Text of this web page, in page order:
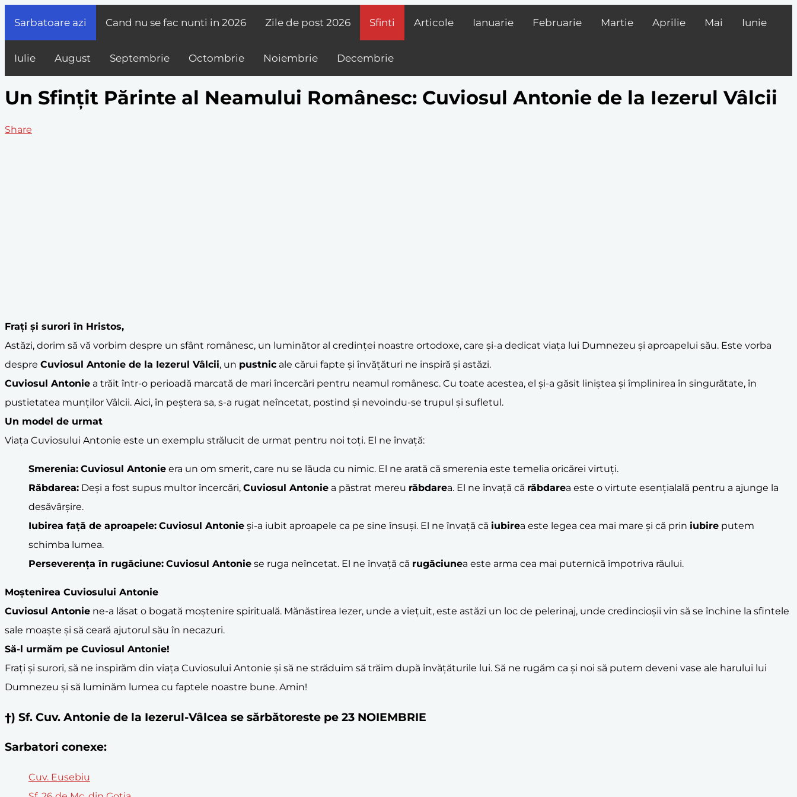
Sarbatoare azi Cand nu se fac nunti in 2026 Zile de post 2026 Sfinti Articole Ianuarie Februarie Martie Aprilie Mai Iunie
Iulie August Septembrie Octombrie Noiembrie Decembrie
Un Sfințit Părinte al Neamului Românesc: Cuviosul Antonie de la Iezerul Vâlcii
Share
Frați și surori în Hristos,
Astăzi, dorim să vă vorbim despre un sfânt românesc, un luminător al credinței noastre ortodoxe, care și-a dedicat viața lui Dumnezeu și aproapelui său. Este vorba
despre Cuviosul Antonie de la Iezerul Vâlcii, un pustnic ale cărui fapte și învățături ne inspiră și astăzi.
Cuviosul Antonie a trăit într-o perioadă marcată de mari încercări pentru neamul românesc. Cu toate acestea, el și-a găsit liniștea și împlinirea în singurătate, în
pustietatea munților Vâlcii. Aici, în peștera sa, s-a rugat neîncetat, postind și nevoindu-se trupul și sufletul.
Un model de urmat
Viața Cuviosului Antonie este un exemplu strălucit de urmat pentru noi toți. El ne învață:
Smerenia: Cuviosul Antonie era un om smerit, care nu se lăuda cu nimic. El ne arată că smerenia este temelia oricărei virtuți.
Răbdarea: Deși a fost supus multor încercări, Cuviosul Antonie a păstrat mereu răbdarea. El ne învață că răbdarea este o virtute esențialală pentru a ajunge la
desăvârșire.
Iubirea față de aproapele: Cuviosul Antonie și-a iubit aproapele ca pe sine însuși. El ne învață că iubirea este legea cea mai mare și că prin iubire putem
schimba lumea.
Perseverența în rugăciune: Cuviosul Antonie se ruga neîncetat. El ne învață că rugăciunea este arma cea mai puternică împotriva răului.
Moștenirea Cuviosului Antonie
Cuviosul Antonie ne-a lăsat o bogată moștenire spirituală. Mănăstirea Iezer, unde a viețuit, este astăzi un loc de pelerinaj, unde credincioșii vin să se închine la sfintele
sale moaște și să ceară ajutorul său în necazuri.
Să-l urmăm pe Cuviosul Antonie!
Frați și surori, să ne inspirăm din viața Cuviosului Antonie și să ne străduim să trăim după învățăturile lui. Să ne rugăm ca și noi să putem deveni vase ale harului lui
Dumnezeu și să luminăm lumea cu faptele noastre bune. Amin!
†) Sf. Cuv. Antonie de la Iezerul-Vâlcea se sărbătoreste pe 23 NOIEMBRIE
Sarbatori conexe:
Cuv. Eusebiu